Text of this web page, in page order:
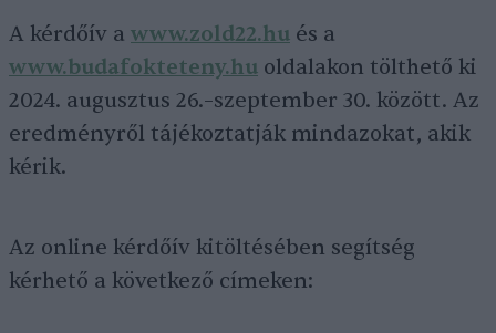
A kérdőív a www.zold22.hu és a
www.budafokteteny.hu oldalakon tölthető ki
2024. augusztus 26.–szeptember 30. között. Az
eredményről tájékoztatják mindazokat, akik
kérik.
Az online kérdőív kitöltésében segítség
kérhető a következő címeken: